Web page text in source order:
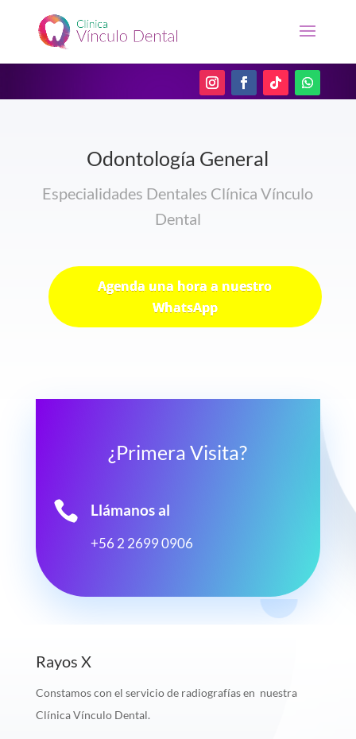
Odontología General
Especialidades Dentales Clínica Vínculo
Dental
Agenda una hora a nuestro
WhatsApp
¿Primera Visita?
 Llámanos al
+56 2 2699 0906
Rayos X
Constamos con el servicio de radiografías en nuestra
Clínica Vínculo Dental.